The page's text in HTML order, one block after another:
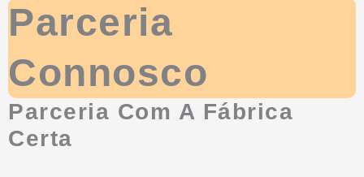
Parceria
Connosco
Parceria Com A Fábrica
Certa